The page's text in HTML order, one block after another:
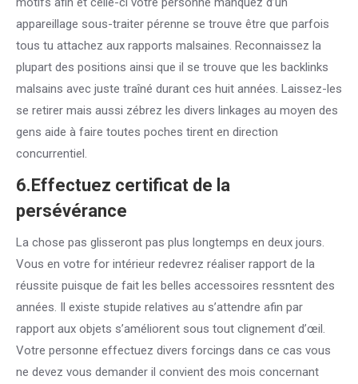
appareillage sous-traiter pérenne se trouve être que parfois
tous tu attachez aux rapports malsaines. Reconnaissez la
plupart des positions ainsi que il se trouve que les backlinks
malsains avec juste traîné durant ces huit années. Laissez-les
se retirer mais aussi zébrez les divers linkages au moyen des
gens aide à faire toutes poches tirent en direction
concurrentiel.
6.Effectuez certificat de la
persévérance
La chose pas glisseront pas plus longtemps en deux jours.
Vous en votre for intérieur redevrez réaliser rapport de la
réussite puisque de fait les belles accessoires ressntent des
années. Il existe stupide relatives au s’attendre afin par
rapport aux objets s’améliorent sous tout clignement d’œil.
Votre personne effectuez divers forcings dans ce cas vous
ne devez vous demander il convient des mois concernant